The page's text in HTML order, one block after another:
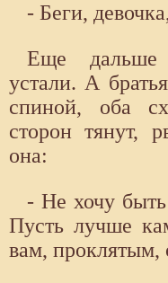
- Беги,
Еще дальше
устали. А
спиной, оба
сторон тянут,
она:
- Не хочу быть
Пусть лучше
вам, проклятым,